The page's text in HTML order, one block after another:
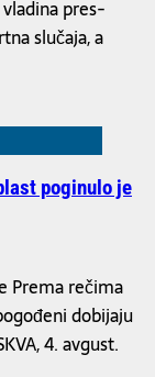
pres-
slučaja, a
poginulo je
Prema rečima
dobijaju
4. avgust.